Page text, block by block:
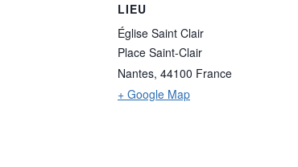
LIEU
Église Saint Clair
Place Saint-Clair
Nantes, 44100 France
+ Google Map